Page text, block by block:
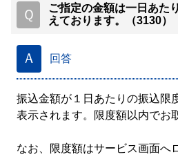
Ｑ
ご指定の金額は一日あた
えております。（3130）
Ａ 回答
振込金額が１日あたりの振込限
表示されます。限度額以内でお
なお、限度額はサービス画面へ